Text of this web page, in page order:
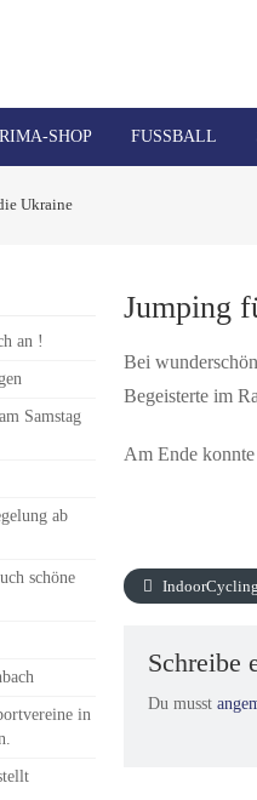
SHOP FUSSBALL
Ukraine
Jumping
Bei
Begeisterte im
Am Ende
Schreibe
Du musst
an !
Samstag
ab
schöne
in